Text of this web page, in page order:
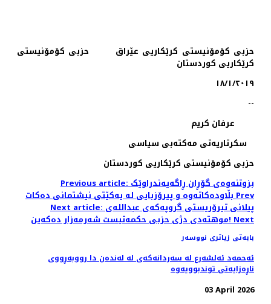
حزبی کۆمۆنیستی کرێکاریی عێراق حزبی کۆمۆنیستی
کرێکاریی کوردستان
١٨/١/٢٠١٩
--
عرفان کریم
سکرتاریەتی مەکتەبی سیاسی
حزبی کۆمۆنیستی کرێکاریی کوردستان
Previous article: بزوتنەوەی گۆڕان ڕاگەیەندراوێک
بڵاودەکاتەوە و پیرۆزبایی لە یەکێتی نیشتمانی دەکاتPrev
Next article: پیلانی تیرۆریستی گروپەکەی عبداللەی
موهتەدی دژی حزبی حکمەتیست شەرمەزار دەکەین!Next
بابەتی زیاتری نووسەر
ئەحمەد ئەلشەرع لە سەردانەکەی لە لەندەن دا رووبەڕووی
ناڕەزایەتی توندبوویەوە
03 April 2026